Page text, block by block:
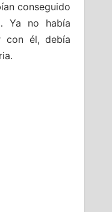
conseguido
Ya no había
con él, debía